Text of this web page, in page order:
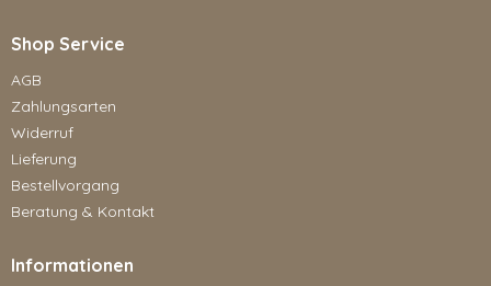
Shop Service
AGB
Zahlungsarten
Widerruf
Lieferung
Bestellvorgang
Beratung & Kontakt
Informationen